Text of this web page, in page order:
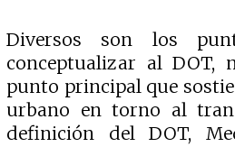
Diversos son los
conceptualizar al DOT,
punto principal que
urbano en torno al
definición del DOT,